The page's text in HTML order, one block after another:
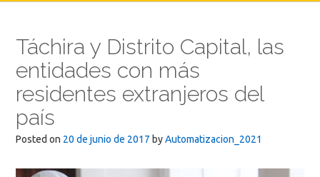
Táchira y Distrito Capital, las
entidades con más
residentes extranjeros del
país
Posted on 20 de junio de 2017 byAutomatizacion_2021